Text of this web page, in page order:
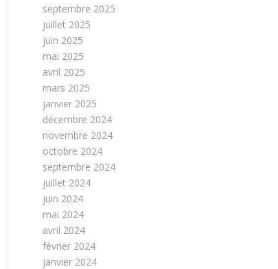
septembre 2025
juillet 2025
juin 2025
mai 2025
avril 2025
mars 2025
janvier 2025
décembre 2024
novembre 2024
octobre 2024
septembre 2024
juillet 2024
juin 2024
mai 2024
avril 2024
février 2024
janvier 2024